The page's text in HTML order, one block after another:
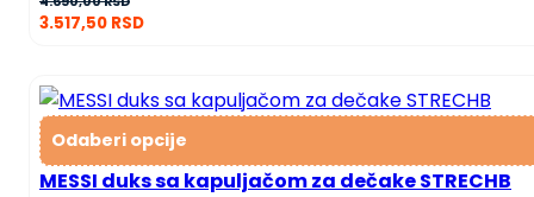
3.517,50 RSD
Odaberi opcije
MESSI duks sa kapuljačom za dečake STRECHB